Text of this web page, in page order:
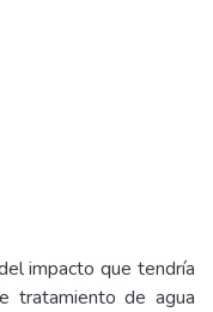
impacto que tendría
tratamiento de agua